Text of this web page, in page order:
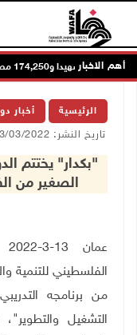
أهم الاخبار
73,386 شهيدا و174,250 مصابا منذ بدء حرب الإبادة على قطاع غزة
الرئيسية أخبار
تاريخ النشر: 13/03/2022 07:54 م
"بكدار" يختتم
الصغير من
الفلسطيني للتنمية
من برنامجه
التشغيل